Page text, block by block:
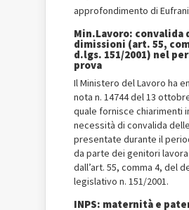
approfondimento di
Min.Lavoro: convalida
dimissioni (art. 55,
d.lgs. 151/2001) nel
prova
Il Ministero del Lavoro ha
nota n. 14744 del 13
quale fornisce chiarimenti
necessità di convalida
presentate durante il
da parte dei genitori
dall’art. 55, comma 4, del
legislativo n. 151/2001.
INPS: maternità e